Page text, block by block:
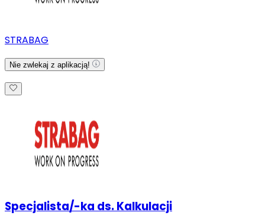
STRABAG
Nie zwlekaj z aplikacją!
Specjalista/-ka ds. Kalkulacji